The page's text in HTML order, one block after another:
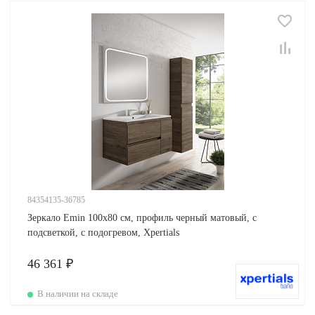
84354135-36785
Зеркало Emin 100х80 см, профиль черный матовый, с
подсветкой, с подогревом, Xpertials
46 361 ₽
В наличии на складе